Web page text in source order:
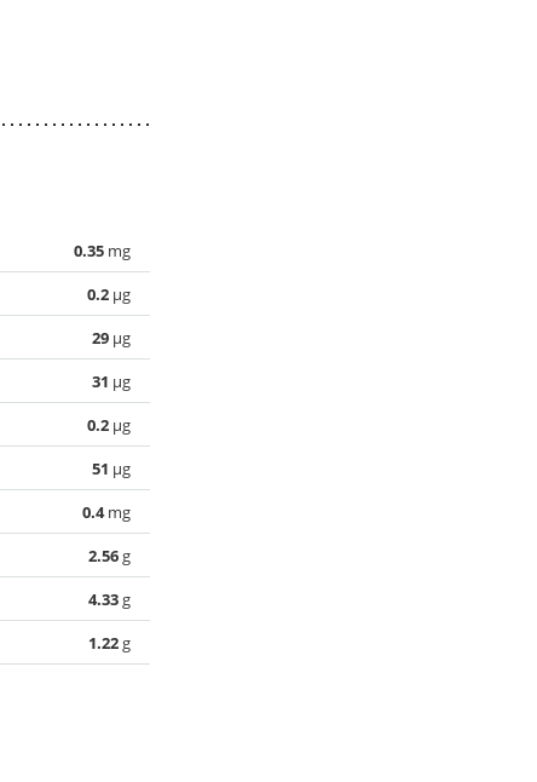
0.35 mg
0.2 µg
29 µg
31 µg
0.2 µg
51 µg
0.4mg
2.56g
4.33g
1.22g